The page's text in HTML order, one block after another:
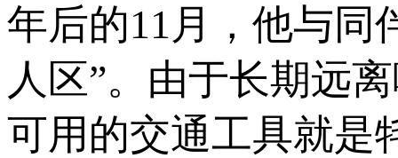
年后的11月，他与同
人区”。由于长期远
可用的交通工具就是